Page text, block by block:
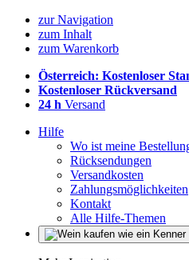
zur Navigation
zum Inhalt
zum Warenkorb
Österreich: Kostenloser
Kostenloser Rückversand
24 h Versand
Hilfe
Wo ist meine
Rücksendungen
Versandkosten
Zahlungsmöglichkeiten
Kontakt
Alle Hilfe-Themen